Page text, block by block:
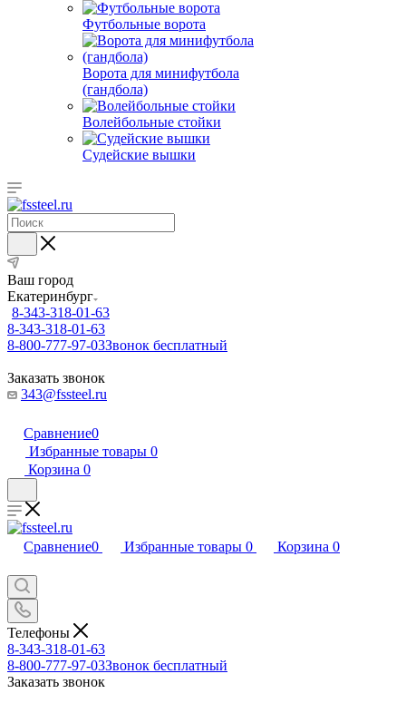
Футбольные ворота
Ворота для минифутбола
(гандбола)
Волейбольные стойки
Судейские вышки
Ваш город
Екатеринбург
8-343-318-01-63
8-343-318-01-63
8-800-777-97-03Звонок бесплатный
Заказать звонок
343@fssteel.ru
Сравнение0
Избранные товары 0
Корзина 0
Сравнение0 Избранные товары 0 Корзина 0
Телефоны
8-343-318-01-63
8-800-777-97-03Звонок бесплатный
Заказать звонок